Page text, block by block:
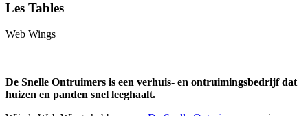
Les Tables
Web Wings
De Snelle Ontruimers is een verhuis- en ontruimingsbedrijf dat
huizen en panden snel leeghaalt.